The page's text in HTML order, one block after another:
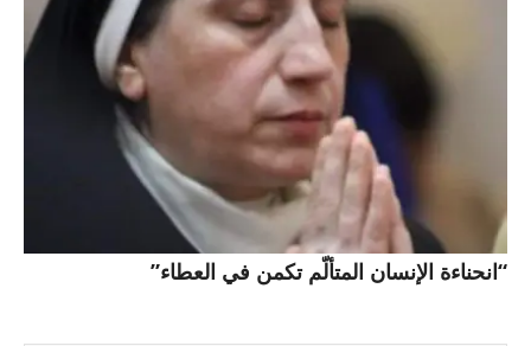
“انحناءة الإنسان المتألّم تكمن في العطاء”